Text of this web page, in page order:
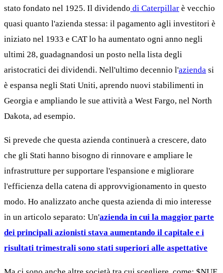
stato fondato nel 1925. Il dividendo di Caterpillar è vecchio
quasi quanto l'azienda stessa: il pagamento agli investitori è
iniziato nel 1933 e CAT lo ha aumentato ogni anno negli
ultimi 28, guadagnandosi un posto nella lista degli
aristocratici dei dividendi. Nell'ultimo decennio l'azienda si
è espansa negli Stati Uniti, aprendo nuovi stabilimenti in
Georgia e ampliando le sue attività a West Fargo, nel North
Dakota, ad esempio.
Si prevede che questa azienda continuerà a crescere, dato
che gli Stati hanno bisogno di rinnovare e ampliare le
infrastrutture per supportare l'espansione e migliorare
l'efficienza della catena di approvvigionamento in questo
modo. Ho analizzato anche questa azienda di mio interesse
in un articolo separato: Un'azienda in cui la maggior parte
dei principali azionisti stava aumentando il capitale e i
risultati trimestrali sono stati superiori alle aspettative